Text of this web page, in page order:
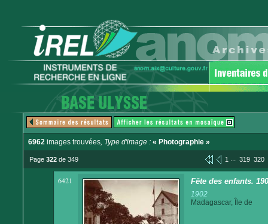
6962 images trouvées, Type d'image : « Photographie »
Page 322 de 349 1 ... 319 320
6421 Fête des enfants.
1902
Madagascar, Île de